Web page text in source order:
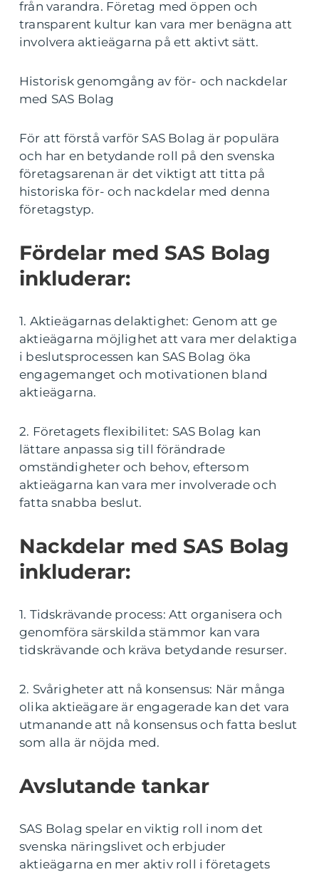
från varandra. Företag med öppen och
transparent kultur kan vara mer benägna att
involvera aktieägarna på ett aktivt sätt.
Historisk genomgång av för- och nackdelar
med SAS Bolag
För att förstå varför SAS Bolag är populära
och har en betydande roll på den svenska
företagsarenan är det viktigt att titta på
historiska för- och nackdelar med denna
företagstyp.
Fördelar med SAS Bolag
inkluderar:
1. Aktieägarnas delaktighet: Genom att ge
aktieägarna möjlighet att vara mer delaktiga
i beslutsprocessen kan SAS Bolag öka
engagemanget och motivationen bland
aktieägarna.
2. Företagets flexibilitet: SAS Bolag kan
lättare anpassa sig till förändrade
omständigheter och behov, eftersom
aktieägarna kan vara mer involverade och
fatta snabba beslut.
Nackdelar med SAS Bolag
inkluderar:
1. Tidskrävande process: Att organisera och
genomföra särskilda stämmor kan vara
tidskrävande och kräva betydande resurser.
2. Svårigheter att nå konsensus: När många
olika aktieägare är engagerade kan det vara
utmanande att nå konsensus och fatta beslut
som alla är nöjda med.
Avslutande tankar
SAS Bolag spelar en viktig roll inom det
svenska näringslivet och erbjuder
aktieägarna en mer aktiv roll i företagets